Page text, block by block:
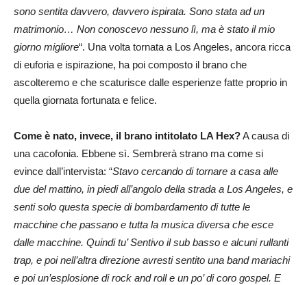
sono sentita davvero, davvero ispirata. Sono stata ad un
matrimonio… Non conoscevo nessuno lì, ma è stato il mio
giorno migliore“. Una volta tornata a Los Angeles, ancora ricca
di euforia e ispirazione, ha poi composto il brano che
ascolteremo e che scaturisce dalle esperienze fatte proprio in
quella giornata fortunata e felice.
Come è nato, invece, il brano intitolato LA Hex?A causa di
una cacofonia. Ebbene sì. Sembrerà strano ma come si
evince dall’intervista: “Stavo cercando di tornare a casa alle
due del mattino, in piedi all’angolo della strada a Los Angeles, e
senti solo questa specie di bombardamento di tutte le
macchine che passano e tutta la musica diversa che esce
dalle macchine. Quindi tu’ Sentivo il sub basso e alcuni rullanti
trap, e poi nell’altra direzione avresti sentito una band mariachi
e poi un’esplosione di rock and roll e un po’ di coro gospel. E